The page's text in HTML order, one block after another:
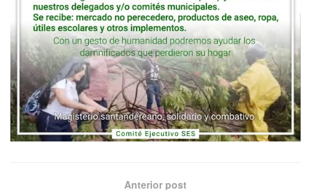
Anterior post